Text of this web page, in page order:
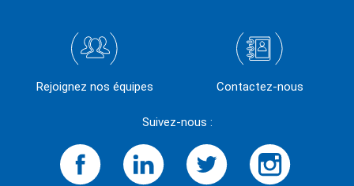
Suivez-nous :
Rejoignez nos équipes Contactez-nous